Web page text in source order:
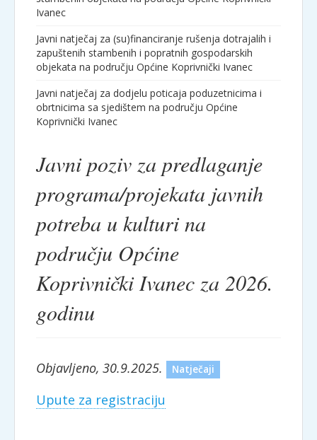
Ivanec
Javni natječaj za (su)financiranje rušenja dotrajalih i
zapuštenih stambenih i popratnih gospodarskih
objekata na području Općine Koprivnički Ivanec
Javni natječaj za dodjelu poticaja poduzetnicima i
obrtnicima sa sjedištem na području Općine
Koprivnički Ivanec
Javni poziv za predlaganje
programa/projekata javnih
potreba u kulturi na
području Općine
Koprivnički Ivanec za 2026.
godinu
Objavljeno, 30.9.2025. Natječaji
Upute za registraciju